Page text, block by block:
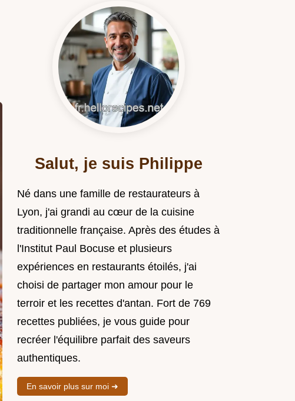
Salut, je suis Philippe
Né dans une famille de restaurateurs à
Lyon, j'ai grandi au cœur de la cuisine
traditionnelle française. Après des études à
l'Institut Paul Bocuse et plusieurs
expériences en restaurants étoilés, j'ai
choisi de partager mon amour pour le
terroir et les recettes d'antan. Fort de 769
recettes publiées, je vous guide pour
recréer l'équilibre parfait des saveurs
authentiques.
En savoir plus sur moi ➜